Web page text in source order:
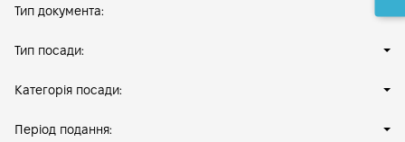
Тип документа:
Тип посади:
Категорія посади:
Період подання: